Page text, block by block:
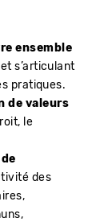
ensemble
s’articulant
pratiques.
de valeurs
le
des